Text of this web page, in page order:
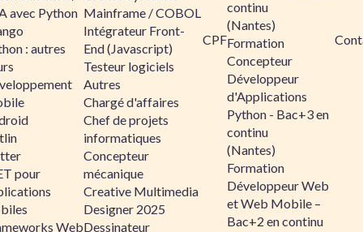
avec Python
: autres
pour
Web
Mainframe / COBOL
Intégrateur Front-
End (Javascript)
Testeur logiciels
Autres
Chargé d'affaires
Chef de projets
informatiques
Concepteur
mécanique
Creative Multimedia
Designer 2025
Dessinateur
CPF
continu
(Nantes)
Formation
Concepteur
Développeur
d'Applications
Python - Bac+3 en
continu
(Nantes)
Formation
Développeur Web
et Web Mobile –
Bac+2 en continu